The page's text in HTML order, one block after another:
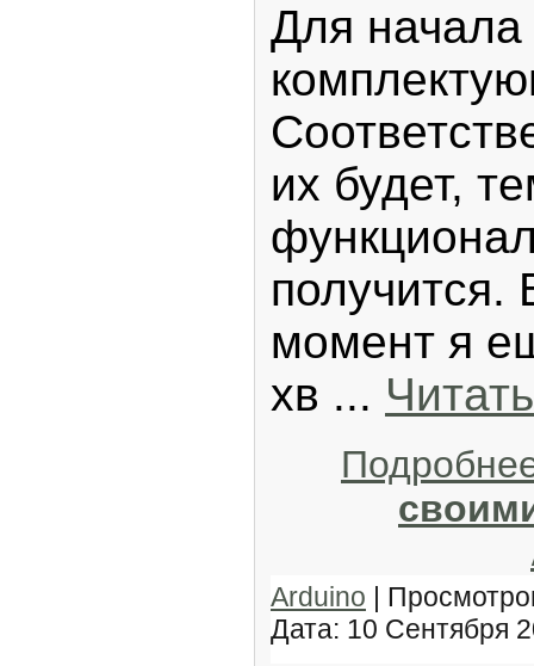
Для
их будет,
момент я
хв ...
Arduino |
Дата: 10 Сентября